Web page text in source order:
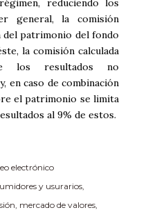
reduciendo los
general, la comisión
del patrimonio del fondo
la comisión calculada
los resultados no
en caso de combinación
el patrimonio se limita
al 9% de estos.
electrónico
y usurarios
mercado de valores